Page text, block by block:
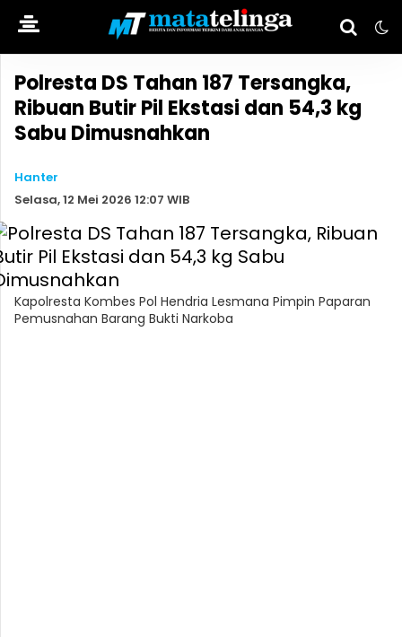
Polresta DS Tahan 187 Tersangka,
Ribuan Butir Pil Ekstasi dan 54,3 kg
Sabu Dimusnahkan
Hanter
Selasa, 12 Mei 2026 12:07 WIB
Kapolresta Kombes Pol Hendria Lesmana Pimpin Paparan
Pemusnahan Barang Bukti Narkoba